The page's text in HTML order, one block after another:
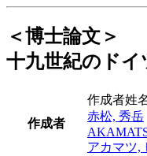
＜博士論文＞
十九世紀のドイ
作成者
作成者姓
赤松, 秀岳
アカマツ,